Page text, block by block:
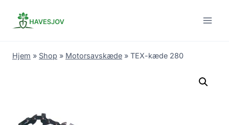
Hjem » Shop » Motorsavskæde » TEX-kæde 280